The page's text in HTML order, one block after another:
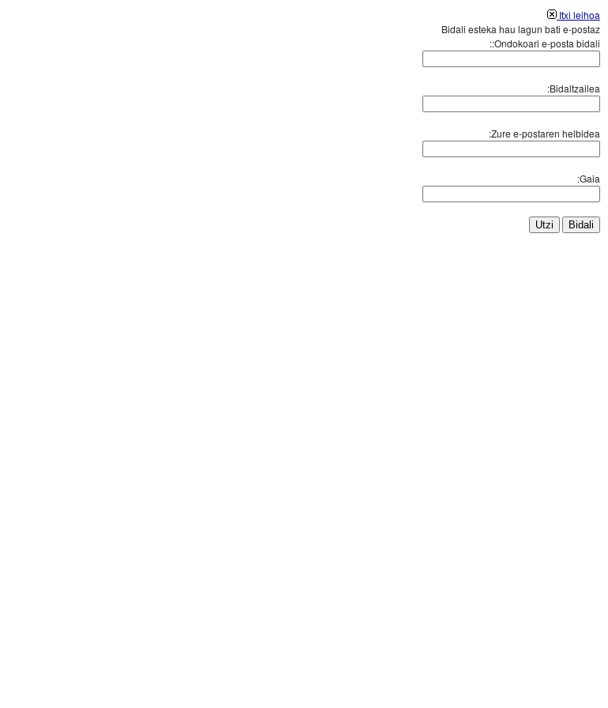
Itxi leihoa
Bidali esteka hau lagun bati e-postaz
Ondokoari e-posta bidali::
Bidaltzailea:
Zure e-postaren helbidea:
Gaia:
Bidali
Utzi